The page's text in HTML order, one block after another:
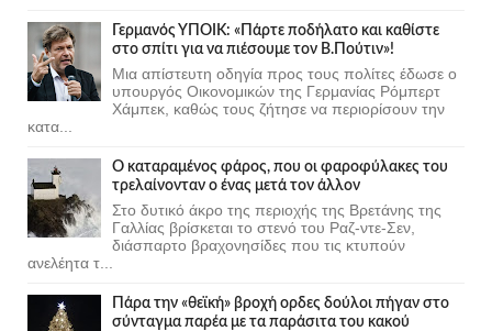
Γερμανός ΥΠΟΙΚ: «Πάρτε ποδήλατο και καθίστε
στο σπίτι για να πιέσουμε τον Β.Πούτιν»!
Μια απίστευτη οδηγία προς τους πολίτες έδωσε ο
υπουργός Οικονομικών της Γερμανίας Ρόμπερτ
Χάμπεκ, καθώς τους ζήτησε να περιορίσουν την
κατα...
Ο καταραμένος φάρος, που οι φαροφύλακες του
τρελαίνονταν ο ένας μετά τον άλλον
Στο δυτικό άκρο της περιοχής της Βρετάνης της
Γαλλίας βρίσκεται το στενό του Ραζ-ντε-Σεν,
διάσπαρτο βραχονησίδες που τις κτυπούν
ανελέητα τ...
Πάρα την «θεϊκή» βροχή ορδες δούλοι πήγαν στο
σύνταγμα παρέα με τα παράσιτα του κακού